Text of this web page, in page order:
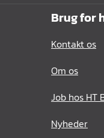
Brug for
Kontakt os
Om os
Job hos HT
Nyheder